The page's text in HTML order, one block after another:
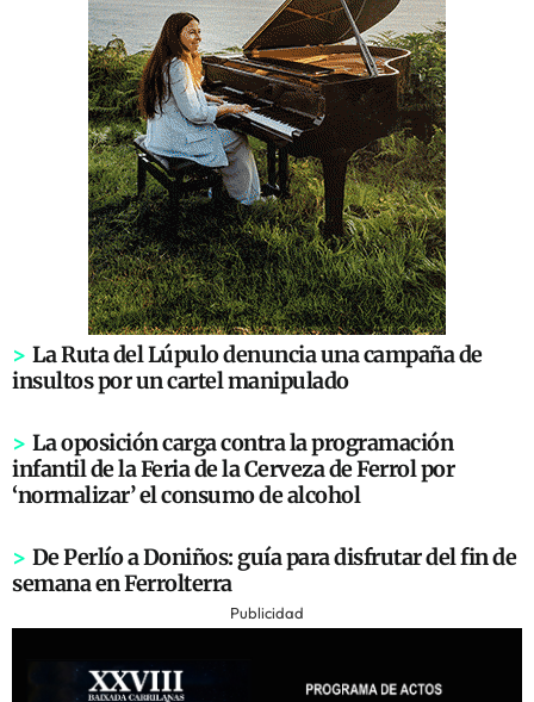
> La Ruta del Lúpulo denuncia una campaña de
insultos por un cartel manipulado
> La oposición carga contra la programación
infantil de la Feria de la Cerveza de Ferrol por
‘normalizar’ el consumo de alcohol
> De Perlío a Doniños: guía para disfrutar del fin de
semana en Ferrolterra
Publicidad